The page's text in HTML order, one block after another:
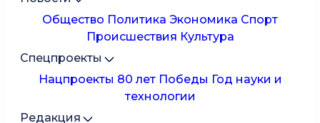
Общество Политика Экономика Спорт
Происшествия Культура
Спецпроекты
Нацпроекты 80 лет Победы Год науки и
технологии
Редакция